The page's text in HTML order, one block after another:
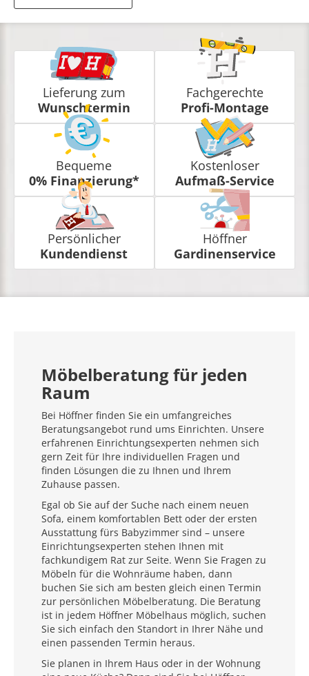
Lieferung zum
Wunschtermin
Fachgerechte
Profi-Montage
Bequeme
0% Finanzierung*
Kostenloser
Aufmaß-Service
Persönlicher
Kundendienst
Höffner
Gardinenservice
Möbelberatung für jeden
Raum
Bei Höffner finden Sie ein umfangreiches
Beratungsangebot rund ums Einrichten. Unsere
erfahrenen Einrichtungsexperten nehmen sich
gern Zeit für Ihre individuellen Fragen und
finden Lösungen die zu Ihnen und Ihrem
Zuhause passen.
Egal ob Sie auf der Suche nach einem neuen
Sofa, einem komfortablen Bett oder der ersten
Ausstattung fürs Babyzimmer sind – unsere
Einrichtungsexperten stehen Ihnen mit
fachkundigem Rat zur Seite. Wenn Sie Fragen zu
Möbeln für die Wohnräume haben, dann
buchen Sie sich am besten gleich einen Termin
zur persönlichen Möbelberatung. Die Beratung
ist in jedem Höffner Möbelhaus möglich, suchen
Sie sich einfach den Standort in Ihrer Nähe und
einen passenden Termin heraus.
Sie planen in Ihrem Haus oder in der Wohnung